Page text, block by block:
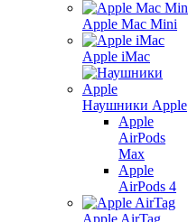
Apple Mac Mini
Apple iMac
Наушники Apple
Apple
AirPods
Max
Apple
AirPods 4
Apple AirTag